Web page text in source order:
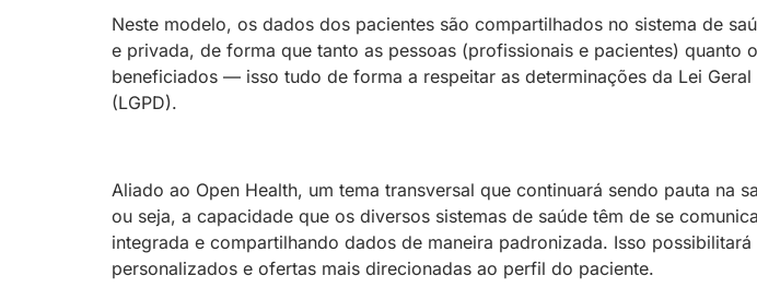
Neste modelo, os dados dos pacientes são compartilhados no sistema de
e privada, de forma que tanto as pessoas (profissionais e pacientes) quanto
beneficiados — isso tudo de forma a respeitar as determinações da Lei
(LGPD).
Aliado ao Open Health, um tema transversal que continuará sendo pauta na
ou seja, a capacidade que os diversos sistemas de saúde têm de se
integrada e compartilhando dados de maneira padronizada. Isso possibilitará
personalizados e ofertas mais direcionadas ao perfil do paciente.